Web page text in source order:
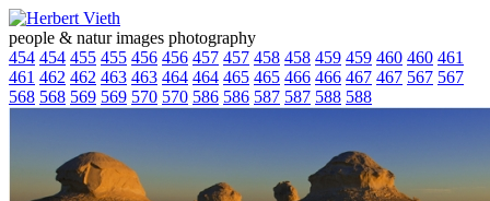
people & natur images photography
454 454 455 455 456 456 457 457 458 458 459 459 460 460 461
461 462 462 463 463 464 464 465 465 466 466 467 467 567 567
568 568 569 569 570 570 586 586 587 587 588 588